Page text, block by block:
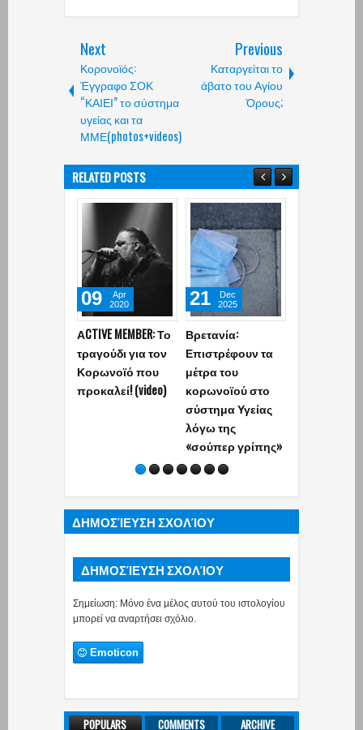
Next
Κορονοϊός:
Έγγραφο ΣΟΚ
“ΚΑΙΕΙ” το σύστημα
υγείας και τα
ΜΜΕ(photos+videos)
Previous
Καταργείται το
άβατο του Αγίου
Όρους;
RELATED POSTS
ΑCTIVE MEMBER: Το
τραγούδι για τον
Κορωνοϊό που
προκαλεί! (video)
09
Apr
2020
Βρετανία:
Επιστρέφουν τα
μέτρα του
κορωνοϊού στο
σύστημα Υγείας
λόγω της
«σούπερ γρίπης»
21
Dec
2025
ΔΗΜΟΣΊΕΥΣΗ ΣΧΟΛΊΟΥ
ΔΗΜΟΣΊΕΥΣΗ ΣΧΟΛΊΟΥ
Σημείωση: Μόνο ένα μέλος αυτού του ιστολογίου
μπορεί να αναρτήσει σχόλιο.
Emoticon
POPULARS COMMENTS ARCHIVE